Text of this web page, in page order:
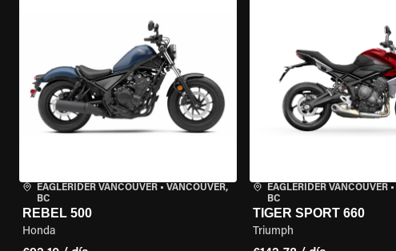
EAGLERIDER VANCOUVER • VANCOUVER,
BC
REBEL 500
Honda
EAGLERIDER VANCOUVER•
BC
TIGER SPORT 660
Triumph